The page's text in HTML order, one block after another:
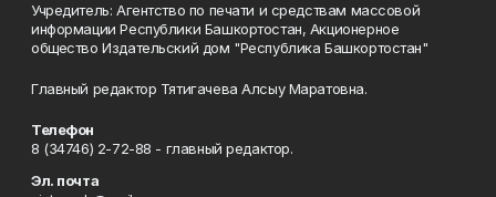
Учредитель: Агентство по печати и средствам массовой
информации Республики Башкортостан, Акционерное
общество Издательский дом "Республика Башкортостан"
Главный редактор Тятигачева Алсыу Маратовна.
Телефон
8 (34746) 2-72-88 - главный редактор.
Эл. почта